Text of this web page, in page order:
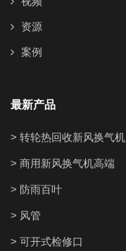
资源
案例
最新产品
> 转轮热回收新风换气机
> 商用新风换气机高端
> 防雨百叶
> 风管
> 可开式检修口